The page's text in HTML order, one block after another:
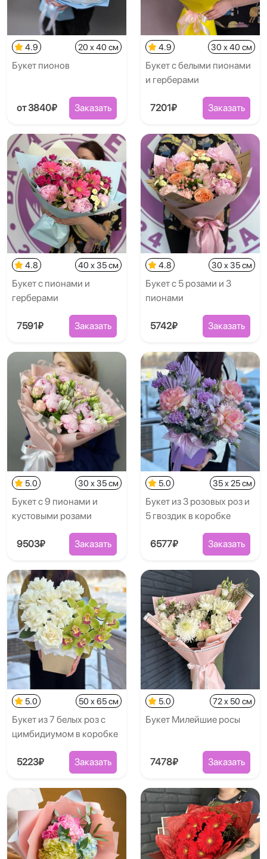
4.9 20 x 40 см
Букет пионов
от 3840₽ Заказать
4.9 30 x 40 см
Букет с белыми пионами
и герберами
7201₽ Заказать
4.8 40 x 35 см
Букет с пионами и
герберами
7591₽ Заказать
4.8 30 x 35 см
Букет с 5 розами и 3
пионами
5742₽ Заказать
5.0 30 x 35 см
Букет с 9 пионами и
кустовыми розами
9503₽ Заказать
5.0 35 x 25 см
Букет из 3 розовых роз и
5 гвоздик в коробке
6577₽ Заказать
5.0 50 x 65 см
Букет из 7 белых роз с
цимбидиумом в коробке
5223₽ Заказать
5.0 72 x 50 см
Букет Милейшие росы
7478₽ Заказать